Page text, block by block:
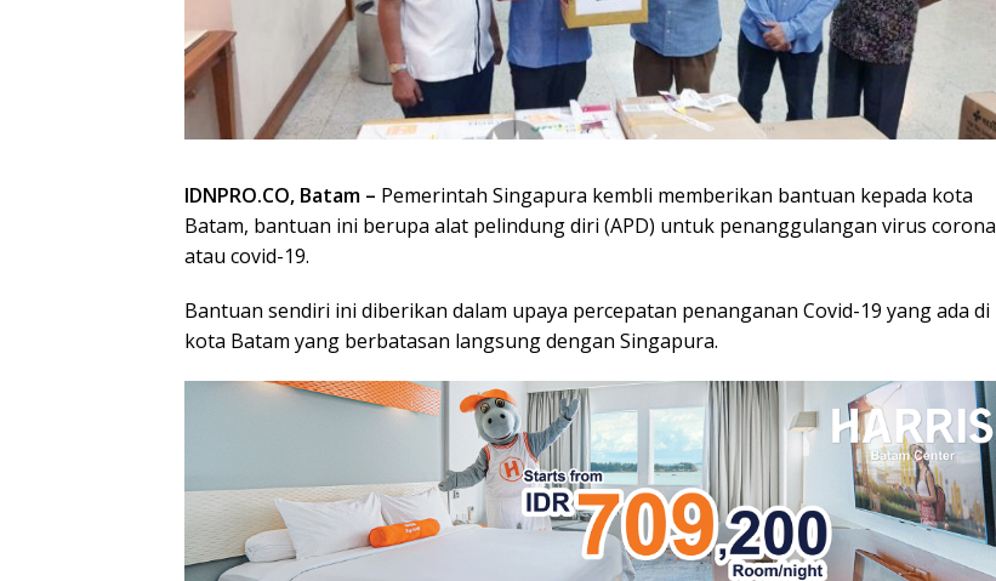
IDNPRO.CO, Batam – Pemerintah Singapura kembli memberikan bantuan kepada kota
Batam, bantuan ini berupa alat pelindung diri (APD) untuk penanggulangan virus corona
atau covid-19.
Bantuan sendiri ini diberikan dalam upaya percepatan penanganan Covid-19 yang ada di
kota Batam yang berbatasan langsung dengan Singapura.